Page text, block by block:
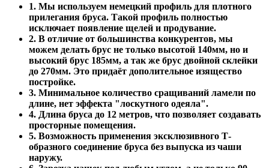
1. Мы используем немецкий профиль для плотного
прилегания бруса. Такой профиль полностью
исключает появление щелей и продувание.
2. В отличие от большинства конкурентов, мы
можем делать брус не только высотой 140мм, но и
высокий брус 185мм, а так же брус двойной склейки
до 270мм. Это придаёт дополительное изящество
постройке.
3. Минимальное количество сращиваний ламели по
длине, нет эффекта "лоскутного одеяла".
4. Длина бруса до 12 метров, что позволяет создавать
просторные помещения.
5. Возможность применения эксклюзивного Т-
образного соединение бруса без выпуска из чаши
наружу.